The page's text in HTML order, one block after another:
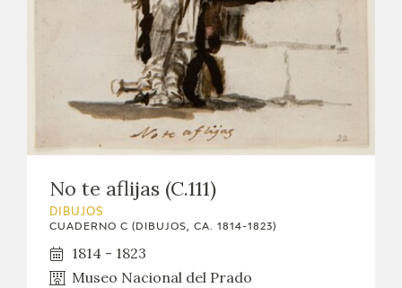
No te aflijas (C.111)
DIBUJOS
CUADERNO C (DIBUJOS, CA. 1814-1823)
1814 - 1823
Museo Nacional del Prado